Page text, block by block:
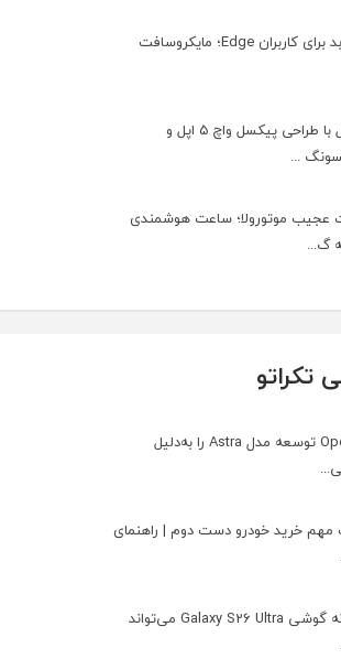
خبر بد برای کاربران Edge؛ مایکروسافت
گوگل با طراحی پیکسل واچ ۵ اپل و
...
عجیب موتورولا؛ ساعت هوشمندی
گ...
تکراتو
OpenAI توسعه مدل Astra را به‌دلیل
مهم خرید خودرو دست دوم | راهنمای
چگونه گوشی Galaxy S26 Ultra می‌تواند